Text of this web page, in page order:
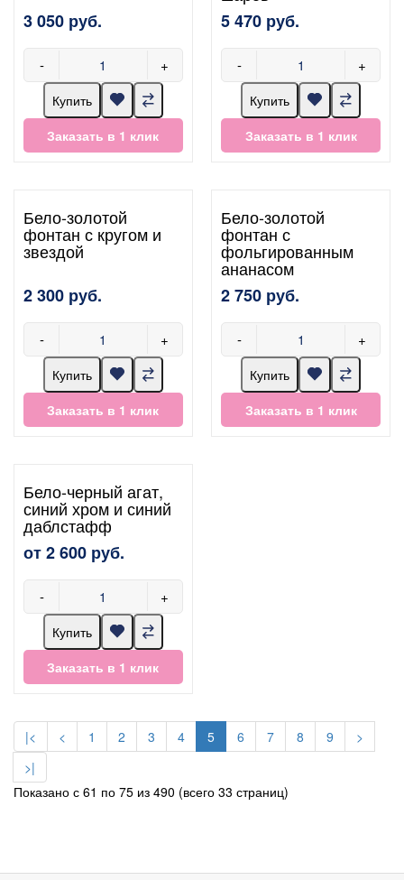
3 050 руб.
- +
Купить
Заказать в 1 клик
5 470 руб.
- +
Купить
Заказать в 1 клик
Бело-золотой
фонтан с кругом и
звездой
2 300 руб.
- +
Купить
Заказать в 1 клик
Бело-золотой
фонтан с
фольгированным
ананасом
2 750 руб.
- +
Купить
Заказать в 1 клик
Бело-черный агат,
синий хром и синий
даблстафф
от 2 600 руб.
- +
Купить
Заказать в 1 клик
|< < 1 2 3 4 5 6 7 8 9
>
>|
Показано с 61 по 75 из 490 (всего 33 страниц)